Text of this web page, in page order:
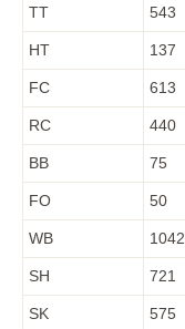
TT 543
HT 137
FC 613
RC 440
BB 75
FO 50
WB 1042
SH 721
SK 575